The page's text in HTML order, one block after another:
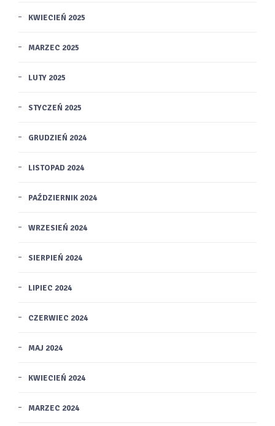
KWIECIEŃ 2025
MARZEC 2025
LUTY 2025
STYCZEŃ 2025
GRUDZIEŃ 2024
LISTOPAD 2024
PAŹDZIERNIK 2024
WRZESIEŃ 2024
SIERPIEŃ 2024
LIPIEC 2024
CZERWIEC 2024
MAJ 2024
KWIECIEŃ 2024
MARZEC 2024